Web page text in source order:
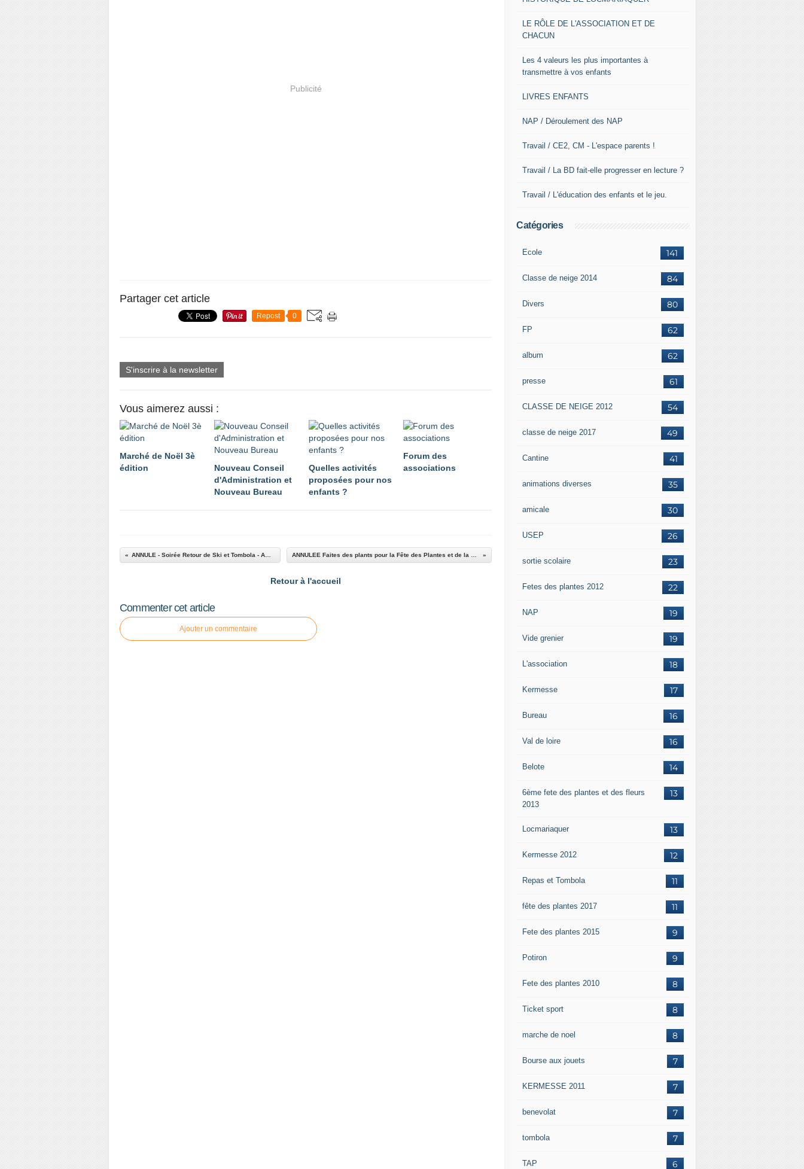
Publicité
Partager cet article
Repost 0
S'inscrire à la newsletter
Vous aimerez aussi :
Marché de Noël 3è
édition
Nouveau Conseil
d'Administration et
Nouveau Bureau
Quelles activités
proposées pour nos
enfants ?
Forum des
associations
Retour à l'accueil
Commenter cet article
Ajouter un commentaire
LE RÔLE DE L'ASSOCIATION ET DE
CHACUN
Les 4 valeurs les plus importantes à
transmettre à vos enfants
LIVRES ENFANTS
NAP / Déroulement des NAP
Travail / CE2, CM - L'espace parents !
Travail / La BD fait-elle progresser en lecture ?
Travail / L'éducation des enfants et le jeu.
Catégories
141
Ecole
84
Classe de neige 2014
80
Divers
62
FP
62
album
61
presse
54
CLASSE DE NEIGE 2012
49
classe de neige 2017
41
Cantine
35
animations diverses
30
amicale
26
USEP
23
sortie scolaire
22
Fetes des plantes 2012
19
NAP
19
Vide grenier
18
L'association
17
Kermesse
16
Bureau
16
Val de loire
14
Belote
13
6ème fete des plantes et des fleurs
2013
13
Locmariaquer
12
Kermesse 2012
11
Repas et Tombola
11
fête des plantes 2017
9
Fete des plantes 2015
9
Potiron
8
Fete des plantes 2010
8
Ticket sport
8
marche de noel
7
Bourse aux jouets
7
KERMESSE 2011
7
benevolat
7
tombola
6
TAP